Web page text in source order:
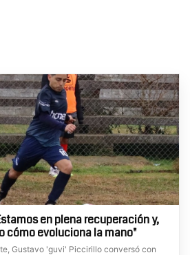
en plena recuperación y,
cómo evoluciona la mano"
Gustavo 'guvi' Piccirillo conversó con